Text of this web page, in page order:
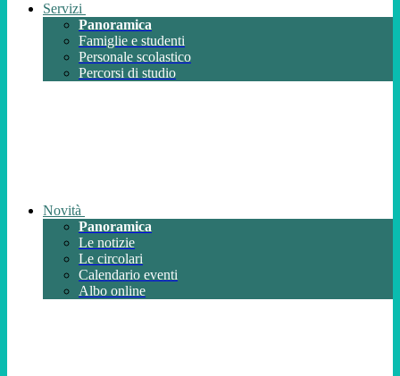
Servizi
Panoramica
Famiglie e studenti
Personale scolastico
Percorsi di studio
Novità
Panoramica
Le notizie
Le circolari
Calendario eventi
Albo online